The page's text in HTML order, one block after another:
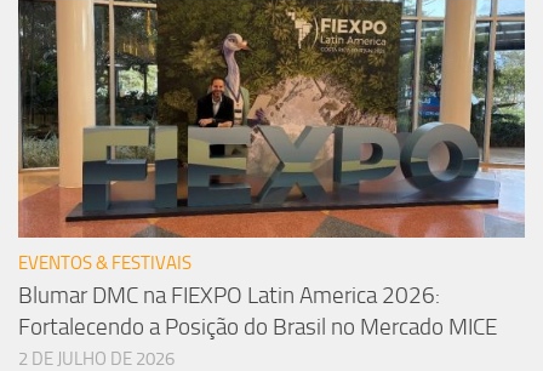
EVENTOS & FESTIVAIS
Blumar DMC na FIEXPO Latin America 2026:
Fortalecendo a Posição do Brasil no Mercado MICE
2 DE JULHO DE 2026